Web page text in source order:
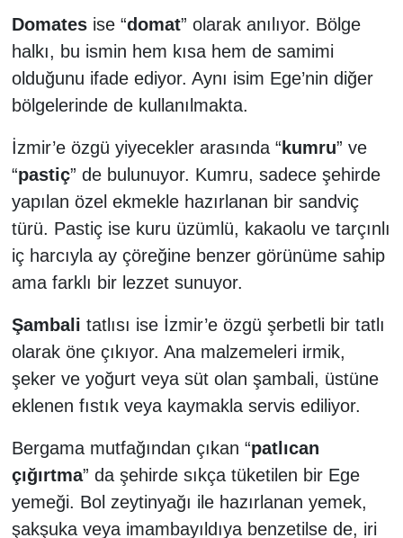
Domates ise “domat” olarak anılıyor. Bölge
halkı, bu ismin hem kısa hem de samimi
olduğunu ifade ediyor. Aynı isim Ege’nin diğer
bölgelerinde de kullanılmakta.
İzmir’e özgü yiyecekler arasında “ kumru” ve
“pastiç” de bulunuyor. Kumru, sadece şehirde
yapılan özel ekmekle hazırlanan bir sandviç
türü. Pastiç ise kuru üzümlü, kakaolu ve tarçınlı
iç harcıyla ay çöreğine benzer görünüme sahip
ama farklı bir lezzet sunuyor.
Şambali tatlısı ise İzmir’e özgü şerbetli bir tatlı
olarak öne çıkıyor. Ana malzemeleri irmik,
şeker ve yoğurt veya süt olan şambali, üstüne
eklenen fıstık veya kaymakla servis ediliyor.
Bergama mutfağından çıkan “patlıcan
çığırtma” da şehirde sıkça tüketilen bir Ege
yemeği. Bol zeytinyağı ile hazırlanan yemek,
şakşuka veya imambayıldıya benzetilse de, iri